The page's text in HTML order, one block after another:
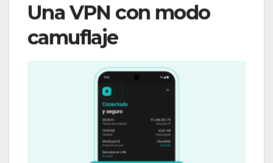
Una VPN con modo
camuflaje